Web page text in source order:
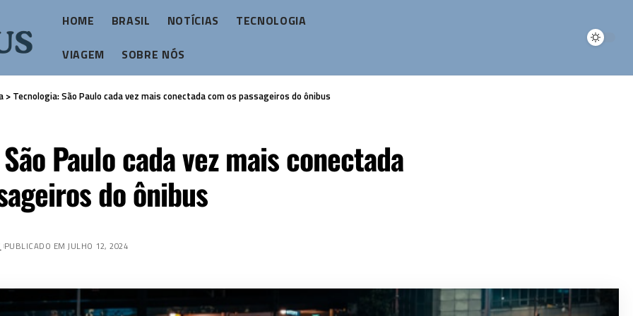
HOME BRASIL NOTÍCIAS
TECNOLOGIA
VIAGEM
SOBRE NÓS
> Tecnologia: São Paulo cada vez mais conectada com os passageiros do ônibus
Paulo cada vez mais conectada
do ônibus
PUBLICADO EM JULHO 12, 2024